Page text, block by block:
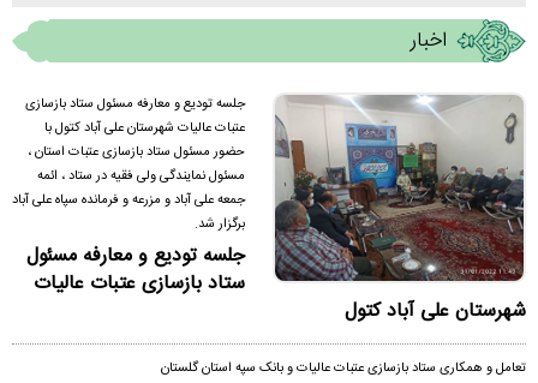
اخبار
جلسه تودیع و معارفه مسئول ستاد بازسازی
عتبات عالیات شهرستان علی آباد کتول با
حضور مسئول ستاد بازسازی عتبات استان ،
مسئول نمایندگی ولی فقیه در ستاد ، ائمه
جمعه علی آباد و مزرعه و فرمانده سپاه علی آباد
برگزار شد.
جلسه تودیع و معارفه مسئول
ستاد بازسازی عتبات عالیات
شهرستان علی آباد کتول
تعامل و همکاری ستاد بازسازی عتبات عالیات و بانک سپه استان گلستان